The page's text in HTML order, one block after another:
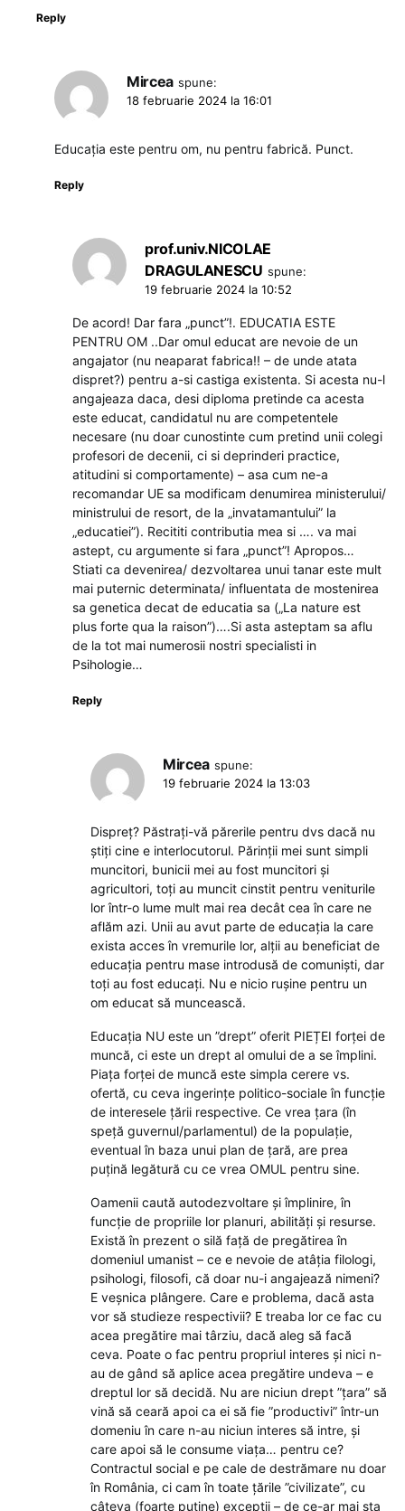
Reply
Mircea spune:
18 februarie 2024 la 16:01
Educația este pentru om, nu pentru fabrică. Punct.
Reply
prof.univ.NICOLAE
DRAGULANESCU spune:
19 februarie 2024 la 10:52
De acord! Dar fara „punct”!. EDUCATIA ESTE
PENTRU OM ..Dar omul educat are nevoie de un
angajator (nu neaparat fabrica!! – de unde atata
dispret?) pentru a-si castiga existenta. Si acesta nu-l
angajeaza daca, desi diploma pretinde ca acesta
este educat, candidatul nu are competentele
necesare (nu doar cunostinte cum pretind unii colegi
profesori de decenii, ci si deprinderi practice,
atitudini si comportamente) – asa cum ne-a
recomandar UE sa modificam denumirea ministerului/
ministrului de resort, de la „invatamantului” la
„educatiei”). Recititi contributia mea si …. va mai
astept, cu argumente si fara „punct”! Apropos…
Stiati ca devenirea/ dezvoltarea unui tanar este mult
mai puternic determinata/ influentata de mostenirea
sa genetica decat de educatia sa („La nature est
plus forte qua la raison”)….Si asta asteptam sa aflu
de la tot mai numerosii nostri specialisti in
Psihologie…
Reply
Mircea spune:
19 februarie 2024 la 13:03
Dispreț? Păstrați-vă părerile pentru dvs dacă nu
știți cine e interlocutorul. Părinții mei sunt simpli
muncitori, bunicii mei au fost muncitori și
agricultori, toți au muncit cinstit pentru veniturile
lor într-o lume mult mai rea decât cea în care ne
aflăm azi. Unii au avut parte de educația la care
exista acces în vremurile lor, alții au beneficiat de
educația pentru mase introdusă de comuniști, dar
toți au fost educați. Nu e nicio rușine pentru un
om educat să muncească.
Educația NU este un ”drept” oferit PIEȚEI forței de
muncă, ci este un drept al omului de a se împlini.
Piața forței de muncă este simpla cerere vs.
ofertă, cu ceva ingerințe politico-sociale în funcție
de interesele țării respective. Ce vrea țara (în
speță guvernul/parlamentul) de la populație,
eventual în baza unui plan de țară, are prea
puțină legătură cu ce vrea OMUL pentru sine.
Oamenii caută autodezvoltare și împlinire, în
funcție de propriile lor planuri, abilități și resurse.
Există în prezent o silă față de pregătirea în
domeniul umanist – ce e nevoie de atâția filologi,
psihologi, filosofi, că doar nu-i angajează nimeni?
E veșnica plângere. Care e problema, dacă asta
vor să studieze respectivii? E treaba lor ce fac cu
acea pregătire mai târziu, dacă aleg să facă
ceva. Poate o fac pentru propriul interes și nici n-
au de gând să aplice acea pregătire undeva – e
dreptul lor să decidă. Nu are niciun drept ”țara” să
vină să ceară apoi ca ei să fie ”productivi” într-un
domeniu în care n-au niciun interes să intre, și
care apoi să le consume viața… pentru ce?
Contractul social e pe cale de destrămare nu doar
în România, ci cam în toate țările ”civilizate”, cu
câteva (foarte puține) excepții – de ce-ar mai sta